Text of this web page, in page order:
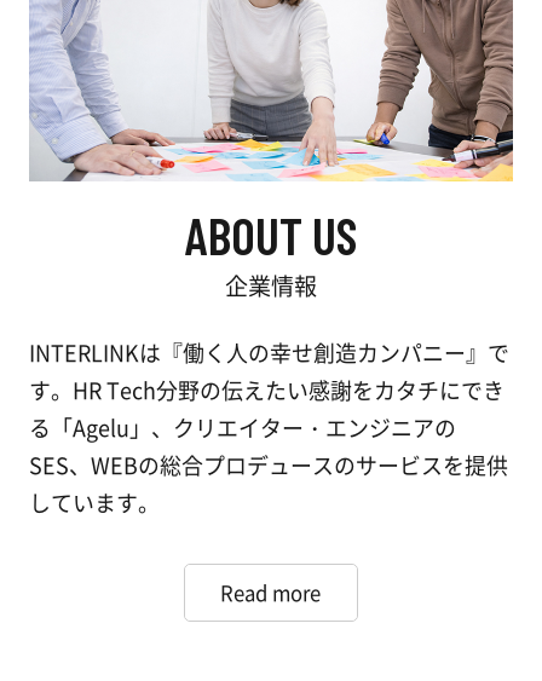
ABOUT US
企業情報
INTERLINKは『働く人の幸せ創造カンパニー』で
す。HR Tech分野の伝えたい感謝をカタチにでき
る「Agelu」、クリエイター・エンジニアの
SES、WEBの総合プロデュースのサービスを提供
しています。
Read more